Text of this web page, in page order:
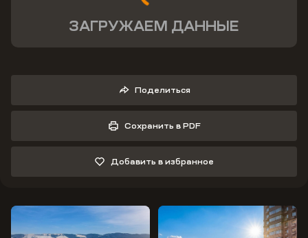
ЗАГРУЖАЕМ ДАННЫЕ
Поделиться
Сохранить в PDF
Добавить в избранное